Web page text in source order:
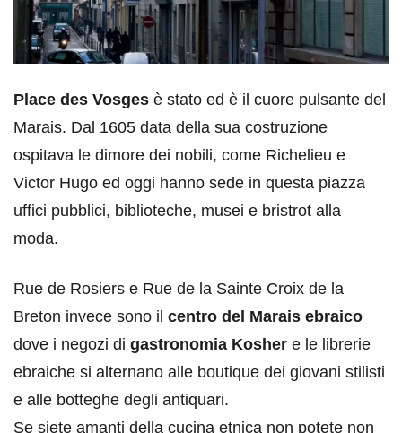
Place des Vosges è stato ed è il cuore pulsante del
Marais. Dal 1605 data della sua costruzione
ospitava le dimore dei nobili, come Richelieu e
Victor Hugo ed oggi hanno sede in questa piazza
uffici pubblici, biblioteche, musei e bristrot alla
moda.
Rue de Rosiers e Rue de la Sainte Croix de la
Breton invece sono il centro del Marais ebraico
dove i negozi di gastronomia Kosher e le librerie
ebraiche si alternano alle boutique dei giovani stilisti
e alle botteghe degli antiquari.
Se siete amanti della cucina etnica non potete non